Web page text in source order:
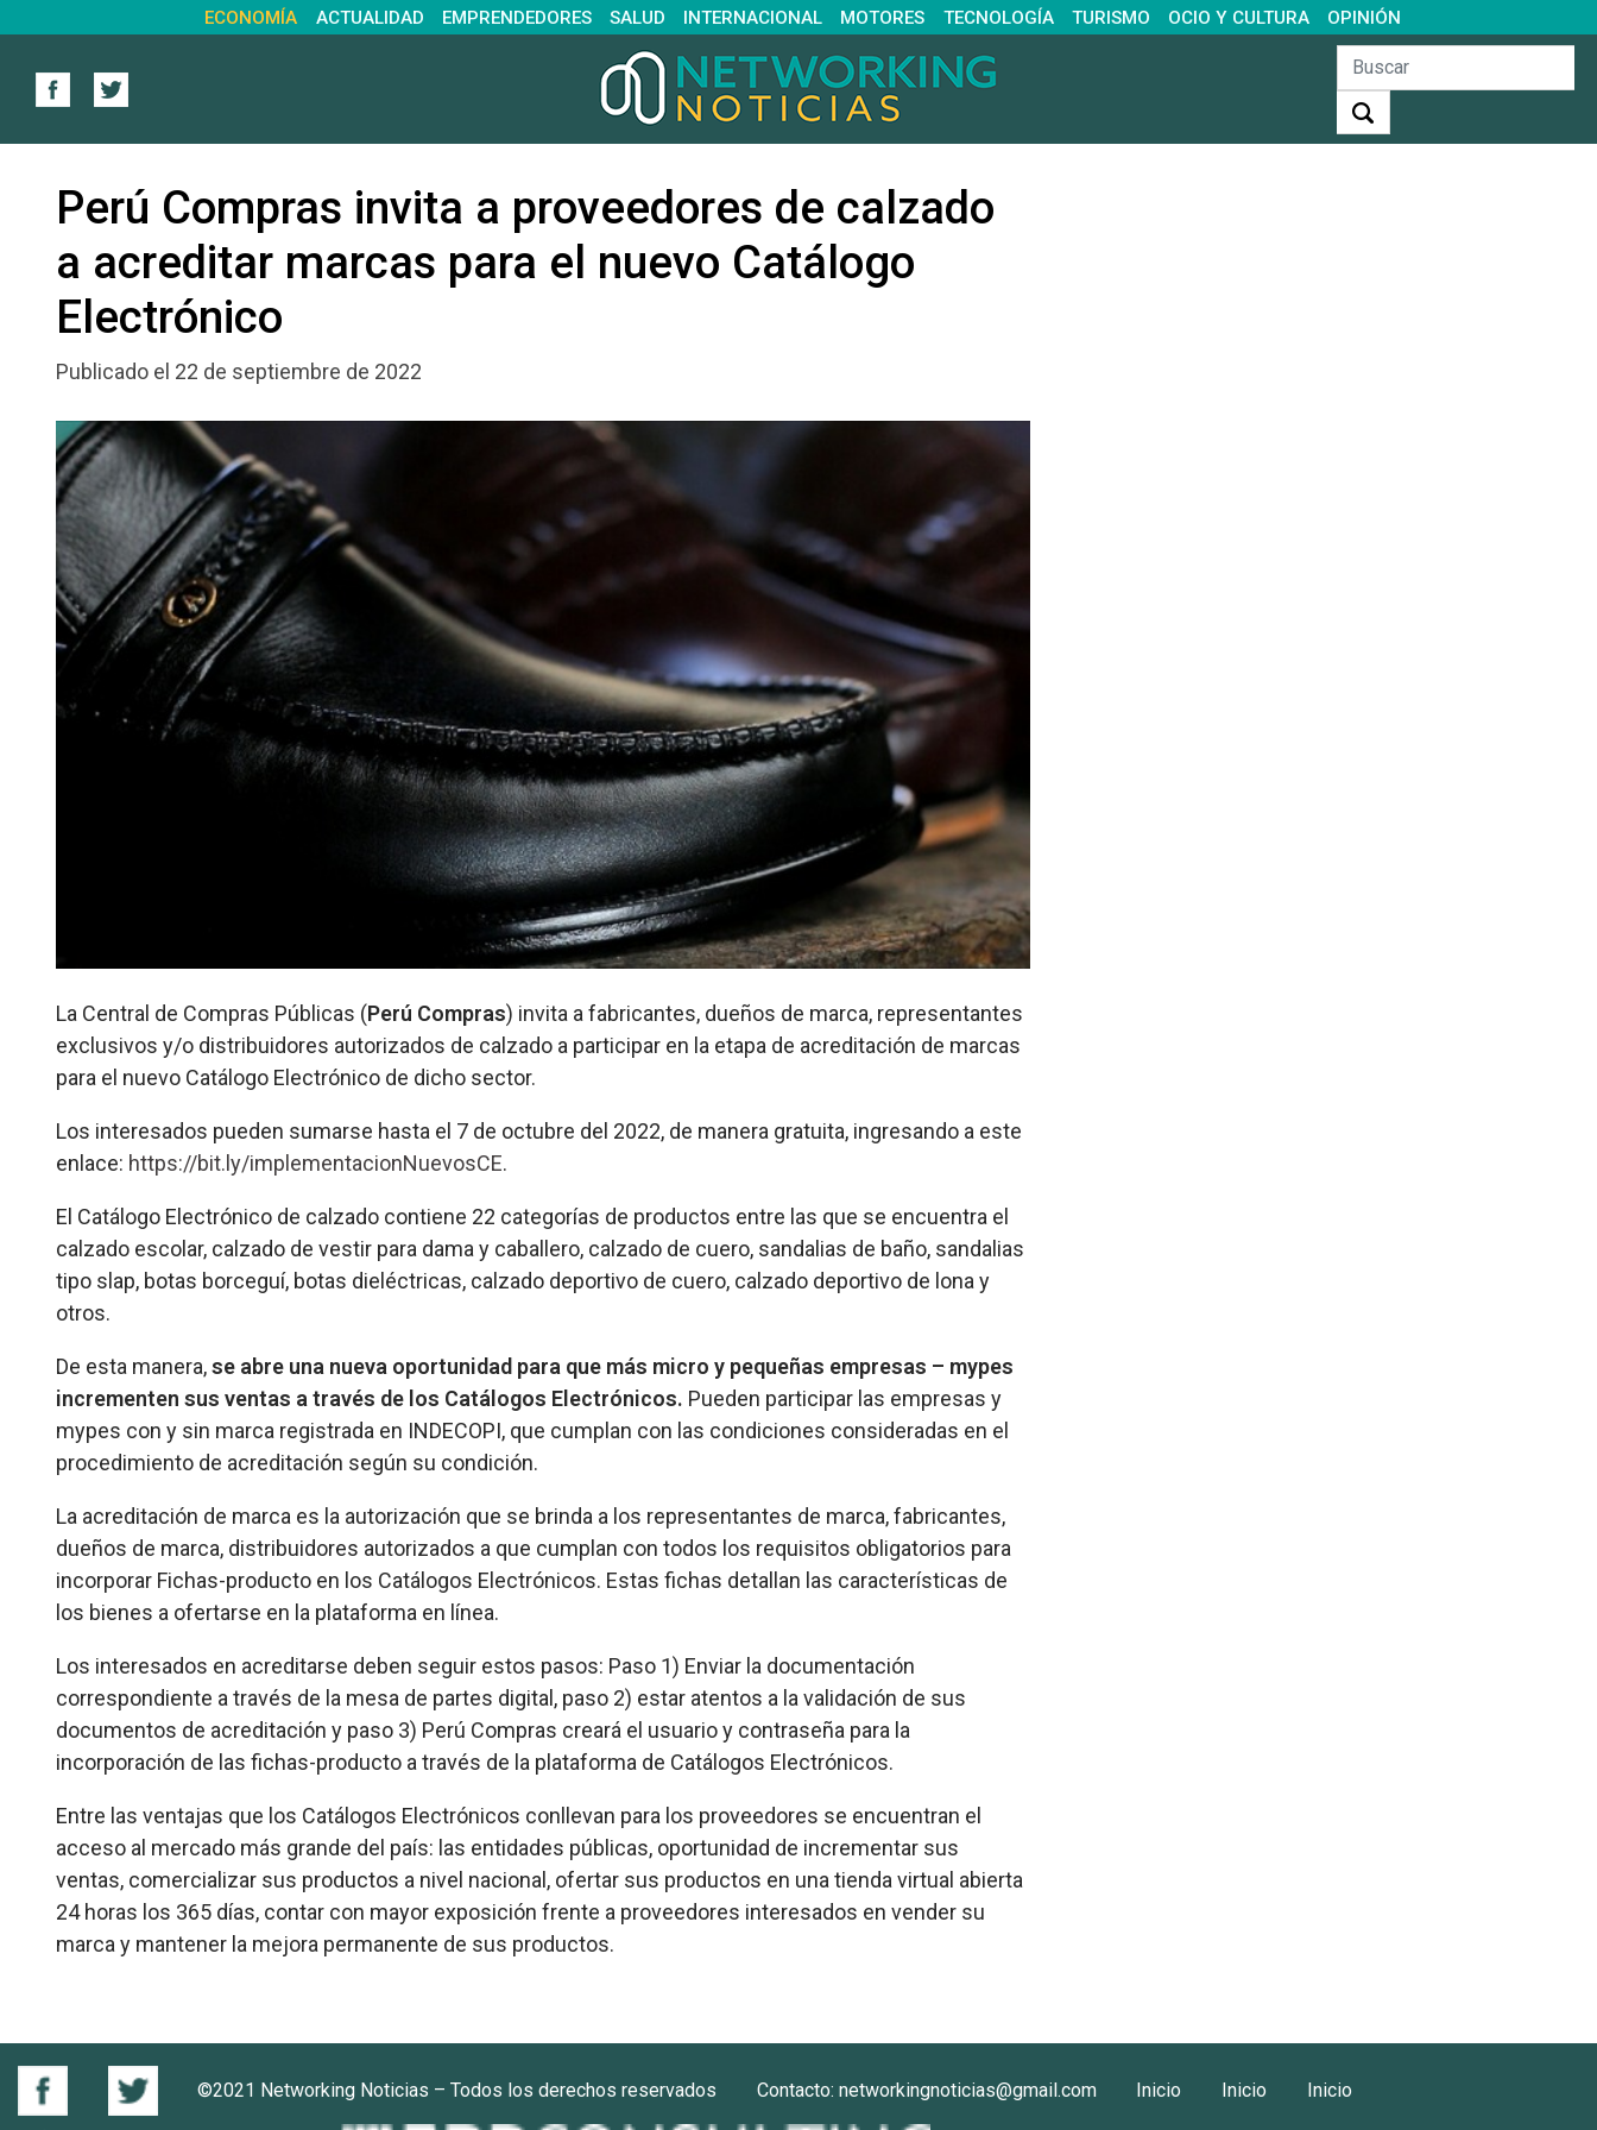
ECONOMÍA ACTUALIDAD EMPRENDEDORES SALUD INTERNACIONAL MOTORES TECNOLOGÍA TURISMO OCIO Y CULTURA OPINIÓN
Perú Compras invita a proveedores de calzado
a acreditar marcas para el nuevo Catálogo
Electrónico
Publicado el 22 de septiembre de 2022
La Central de Compras Públicas (Perú Compras) invita a fabricantes, dueños de marca, representantes
exclusivos y/o distribuidores autorizados de calzado a participar en la etapa de acreditación de marcas
para el nuevo Catálogo Electrónico de dicho sector.
Los interesados pueden sumarse hasta el 7 de octubre del 2022, de manera gratuita, ingresando a este
enlace: https://bit.ly/implementacionNuevosCE.
El Catálogo Electrónico de calzado contiene 22 categorías de productos entre las que se encuentra el
calzado escolar, calzado de vestir para dama y caballero, calzado de cuero, sandalias de baño, sandalias
tipo slap, botas borceguí, botas dieléctricas, calzado deportivo de cuero, calzado deportivo de lona y
otros.
De esta manera,se abre una nueva oportunidad para que más micro y pequeñas empresas – mypes
incrementen sus ventas a través de los Catálogos Electrónicos. Pueden participar las empresas y
mypes con y sin marca registrada en INDECOPI, que cumplan con las condiciones consideradas en el
procedimiento de acreditación según su condición.
La acreditación de marca es la autorización que se brinda a los representantes de marca, fabricantes,
dueños de marca, distribuidores autorizados a que cumplan con todos los requisitos obligatorios para
incorporar Fichas-producto en los Catálogos Electrónicos. Estas fichas detallan las características de
los bienes a ofertarse en la plataforma en línea.
Los interesados en acreditarse deben seguir estos pasos: Paso 1) Enviar la documentación
correspondiente a través de la mesa de partes digital, paso 2) estar atentos a la validación de sus
documentos de acreditación y paso 3) Perú Compras creará el usuario y contraseña para la
incorporación de las fichas-producto a través de la plataforma de Catálogos Electrónicos.
Entre las ventajas que los Catálogos Electrónicos conllevan para los proveedores se encuentran el
acceso al mercado más grande del país: las entidades públicas, oportunidad de incrementar sus
ventas, comercializar sus productos a nivel nacional, ofertar sus productos en una tienda virtual abierta
24 horas los 365 días, contar con mayor exposición frente a proveedores interesados en vender su
marca y mantener la mejora permanente de sus productos.
©2021 Networking Noticias – Todos los derechos reservados Contacto: networkingnoticias@gmail.com Inicio Inicio Inicio